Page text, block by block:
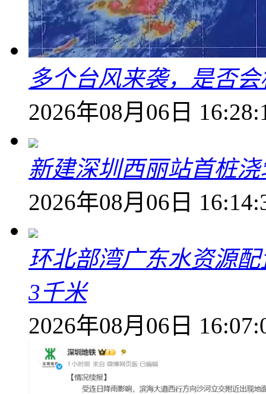
多个台风来袭，是否
2026年08月06日
新建深圳西丽站首桩
2026年08月06日
环北部湾广东水资源
3千米
2026年08月06日